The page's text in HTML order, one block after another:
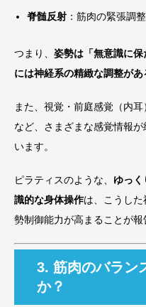
脊髄反射 ：筋肉の緊張調
つまり、 姿勢は「無意識に
には神経系の精緻な調整があ
また、視覚・前庭感覚（内
など、さまざまな感覚情報
います。
ピラティスのような、 ゆっ
識的な身体操作は、こうし
勢制御能力が高まることが報
3. 筋肉のバラン
か？